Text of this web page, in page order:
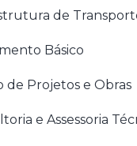
de
Básico
de Projetos e Obras
e Assessoria